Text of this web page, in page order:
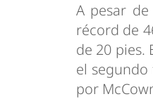
A pesar
récord de
de 20 pies.
el
por